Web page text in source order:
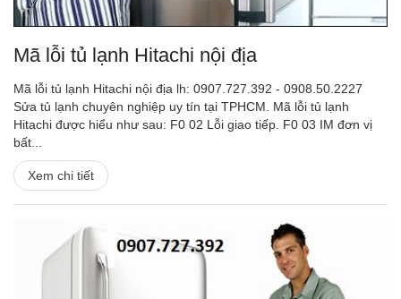
Mã lỗi tủ lạnh Hitachi nội địa
Mã lỗi tủ lạnh Hitachi nội địa lh: 0907.727.392 - 0908.50.2227
Sửa tủ lạnh chuyên nghiệp uy tín tại TPHCM. Mã lỗi tủ lạnh
Hitachi được hiểu như sau: F0 02 Lỗi giao tiếp. F0 03 IM đơn vị
bất...
Xem chi tiết